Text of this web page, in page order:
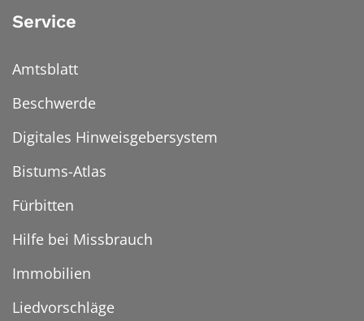
Service
Amtsblatt
Beschwerde
Digitales Hinweisgebersystem
Bistums-Atlas
Fürbitten
Hilfe bei Missbrauch
Immobilien
Liedvorschläge